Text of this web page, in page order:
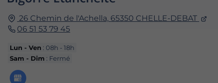
26 Chemin de l'Achella, 65350 CHELLE-DEBAT
06 51 53 79 45
Lun - Ven : 08h - 18h
Sam - Dim : Fermé